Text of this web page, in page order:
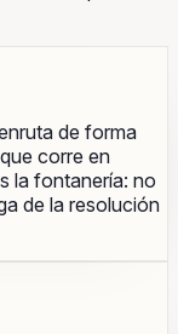
de forma
corre en
la fontanería: no
de la resolución